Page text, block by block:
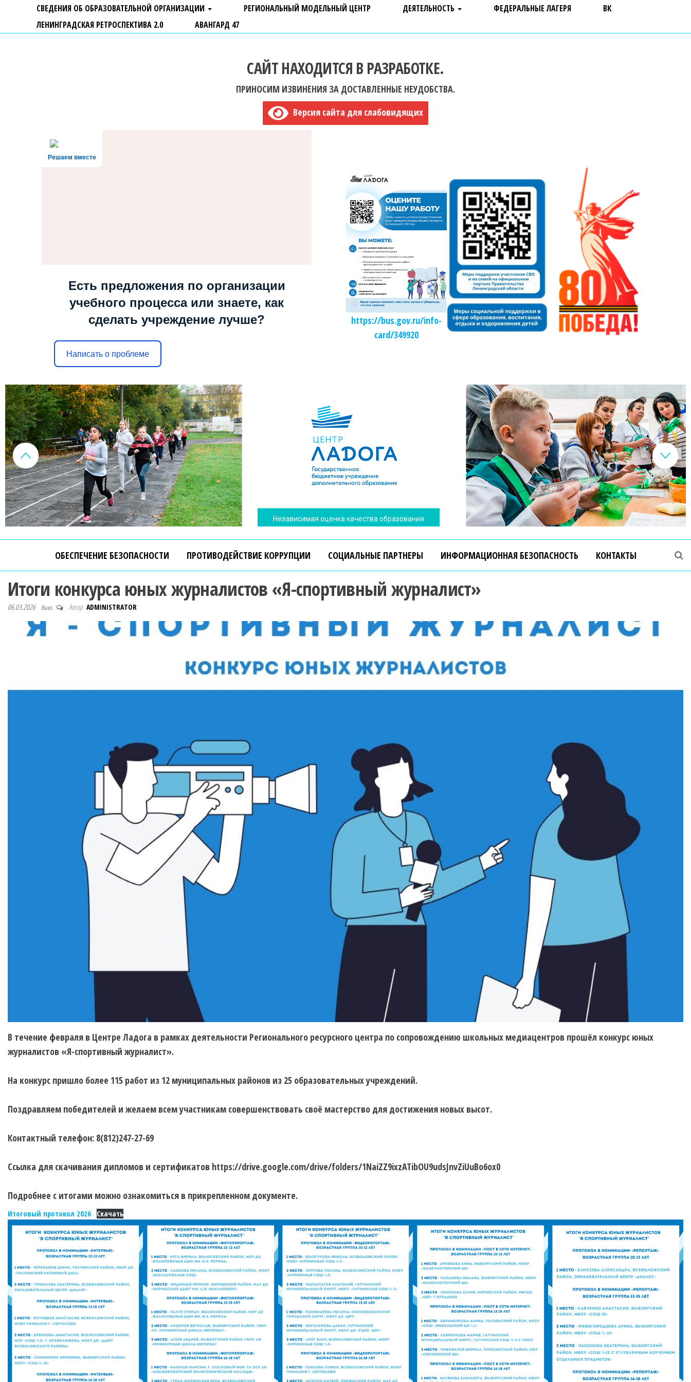
СВЕДЕНИЯ ОБ ОБРАЗОВАТЕЛЬНОЙ ОРГАНИЗАЦИИ РЕГИОНАЛЬНЫЙ МОДЕЛЬНЫЙ ЦЕНТР ДЕЯТЕЛЬНОСТЬ ФЕДЕРАЛЬНЫЕ ЛАГЕРЯ
ВК
ЛЕНИНГРАДСКАЯ РЕТРОСПЕКТИВА 2.0
АВАНГАРД 47
САЙТ НАХОДИТСЯ В РАЗРАБОТКЕ.
ПРИНОСИМ ИЗВИНЕНИЯ ЗА ДОСТАВЛЕННЫЕ НЕУДОБСТВА.
Версия сайта для слабовидящих
Решаем вместе
Есть предложения по организации
учебного процесса или знаете, как
сделать учреждение лучше?
Написать о проблеме
https://bus.gov.ru/info-
card/349920
Независимая оценка качества образования
Независимая оценка качества образования
ОБЕСПЕЧЕНИЕ БЕЗОПАСНОСТИ ПРОТИВОДЕЙСТВИЕ КОРРУПЦИИ СОЦИАЛЬНЫЕ ПАРТНЕРЫ ИНФОРМАЦИОННАЯ БЕЗОПАСНОСТЬ КОНТАКТЫ
Итоги конкурса юных журналистов «Я-спортивный журналист»
06.03.2026 Выкл. Автор ADMINISTRATOR
В течение февраля в Центре Ладога в рамках деятельности Регионального ресурсного центра по сопровождению школьных медиацентров прошёл конкурс юных
журналистов «Я-спортивный журналист».
На конкурс пришло более 115 работ из 12 муниципальных районов из 25 образовательных учреждений.
Поздравляем победителей и желаем всем участникам совершенствовать своё мастерство для достижения новых высот.
Контактный телефон: 8(812)247-27-69
Ссылка для скачивания дипломов и сертификатов https://drive.google.com/drive/folders/1NaiZZ9ixzATibOU9udsJnvZiUuBo6ox0
Подробнее с итогами можно ознакомиться в прикрепленном документе.
Итоговый протокол 2026 Скачать